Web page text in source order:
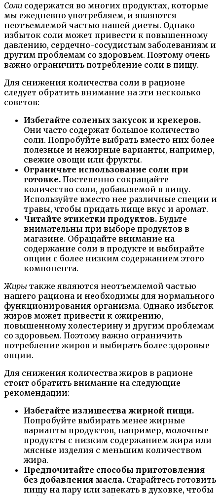
Соли содержатся во многих продуктах, которые
мы ежедневно употребляем, и являются
неотъемлемой частью нашей диеты. Однако
избыток соли может привести к повышенному
давлению, сердечно-сосудистым заболеваниям и
другим проблемам со здоровьем. Поэтому очень
важно ограничить потребление соли в пищу.
Для снижения количества соли в рационе
следует обратить внимание на эти несколько
советов:
Избегайте соленых закусок и крекеров.
Они часто содержат большое количество
соли. Попробуйте выбрать вместо них более
полезные и нежирные варианты, например,
свежие овощи или фрукты.
Ограничьте использование соли при
готовке. Постепенно сокращайте
количество соли, добавляемой в пищу.
Используйте вместо нее различные специи и
травы, чтобы придать пище вкус и аромат.
Читайте этикетки продуктов. Будьте
внимательны при выборе продуктов в
магазине. Обращайте внимание на
содержание соли в продукте и выбирайте
опции с более низким содержанием этого
компонента.
Жиры также являются неотъемлемой частью
нашего рациона и необходимы для нормального
функционирования организма. Однако избыток
жиров может привести к ожирению,
повышенному холестерину и другим проблемам
со здоровьем. Поэтому важно ограничить
потребление жиров и выбирать более здоровые
опции.
Для снижения количества жиров в рационе
стоит обратить внимание на следующие
рекомендации:
Избегайте излишества жирной пищи.
Попробуйте выбирать менее жирные
варианты продуктов, например, молочные
продукты с низким содержанием жира или
мясные изделия с меньшим количеством
жира.
Предпочитайте способы приготовления
без добавления масла. Старайтесь готовить
пищу на пару или запекать в духовке, чтобы